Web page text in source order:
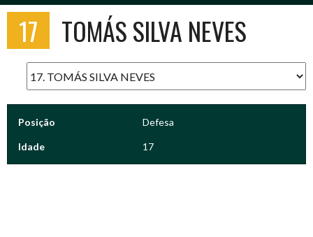
17 TOMÁS SILVA NEVES
Posição Defesa
Idade 17